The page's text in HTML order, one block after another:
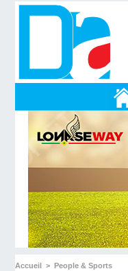
Accueil > People & Sports